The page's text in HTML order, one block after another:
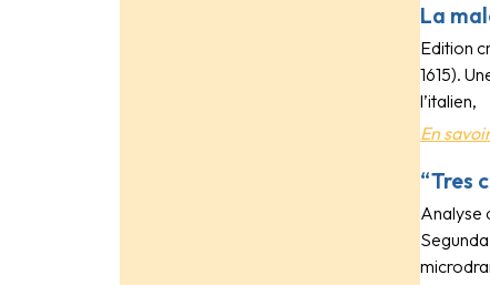
La
Edition
1615).
l’italien,
En
“Tres
Analyse